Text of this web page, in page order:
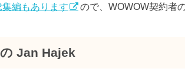
編もあります ので、WOWOW契約者
Jan Hajek